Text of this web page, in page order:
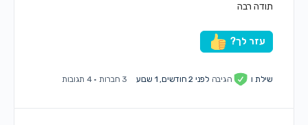
תודה רבה
עזר לך?
שילת ו הגיבהלפני 2 חודשים, 1 שבוע 3 חברות · 4 תגובות